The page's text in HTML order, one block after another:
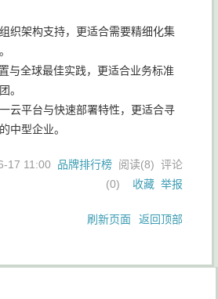
织架构支持，更适合需要精细化集
与全球最佳实践，更适合业务标准
。
云平台与快速部署特性，更适合寻
中型企业。
17 11:00 品牌排行榜 阅读(8) 评论
(0) 收藏 举报
刷新页面 返回顶部